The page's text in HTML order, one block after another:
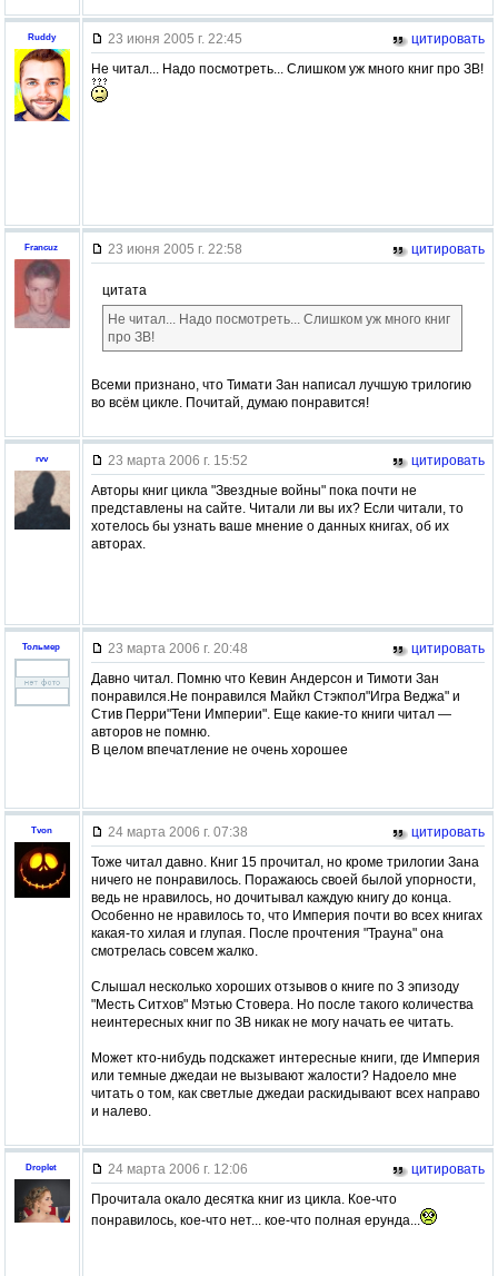
Ruddy 23 июня 2005 г. 22:45
цитировать
Не читал... Надо посмотреть... Слишком уж много книг про ЗВ!
Francuz 23 июня 2005 г. 22:58 цитировать
цитата
Не читал... Надо посмотреть... Слишком уж много книг
про ЗВ!
Всеми признано, что Тимати Зан написал лучшую трилогию
во всём цикле. Почитай, думаю понравится!
rvv 23 марта 2006 г. 15:52
цитировать
Авторы книг цикла "Звездные войны" пока почти не
представлены на сайте. Читали ли вы их? Если читали, то
хотелось бы узнать ваше мнение о данных книгах, об их
авторах.
Тольмер 23 марта 2006 г. 20:48
цитировать
Давно читал. Помню что Кевин Андерсон и Тимоти Зан
понравился.Не понравился Майкл Стэкпол"Игра Веджа" и
Стив Перри"Тени Империи". Еще какие-то книги читал —
авторов не помню.
В целом впечатление не очень хорошее
Tvon 24 марта 2006 г. 07:38
цитировать
Тоже читал давно. Книг 15 прочитал, но кроме трилогии Зана
ничего не понравилось. Поражаюсь своей былой упорности,
ведь не нравилось, но дочитывал каждую книгу до конца.
Особенно не нравилось то, что Империя почти во всех книгах
какая-то хилая и глупая. После прочтения "Трауна" она
смотрелась совсем жалко.
Слышал несколько хороших отзывов о книге по 3 эпизоду
"Месть Ситхов" Мэтью Стовера. Но после такого количества
неинтересных книг по ЗВ никак не могу начать ее читать.
Может кто-нибудь подскажет интересные книги, где Империя
или темные джедаи не вызывают жалости? Надоело мне
читать о том, как светлые джедаи раскидывают всех направо
и налево.
Droplet 24 марта 2006 г. 12:06
цитировать
Прочитала окало десятка книг из цикла. Кое-что
понравилось, кое-что нет... кое-что полная ерунда...